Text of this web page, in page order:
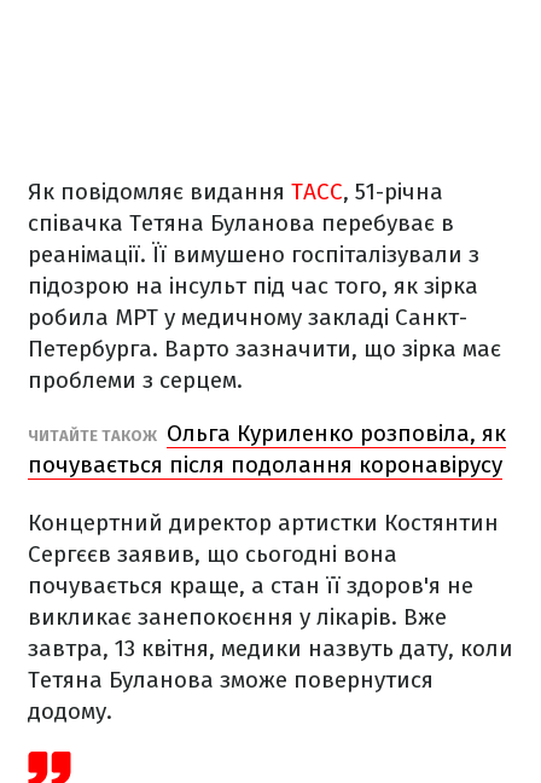
Як повідомляє видання ТАСС, 51-річна
співачка Тетяна Буланова перебуває в
реанімації. Її вимушено госпіталізували з
підозрою на інсульт під час того, як зірка
робила МРТ у медичному закладі Санкт-
Петербурга. Варто зазначити, що зірка має
проблеми з серцем.
ЧИТАЙТЕ ТАКОЖ Ольга Куриленко розповіла, як
почувається після подолання коронавірусу
Концертний директор артистки Костянтин
Сергєєв заявив, що сьогодні вона
почувається краще, а стан її здоров'я не
викликає занепокоєння у лікарів. Вже
завтра, 13 квітня, медики назвуть дату, коли
Тетяна Буланова зможе повернутися
додому.